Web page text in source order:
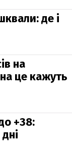
де і
на
це кажуть
+38: